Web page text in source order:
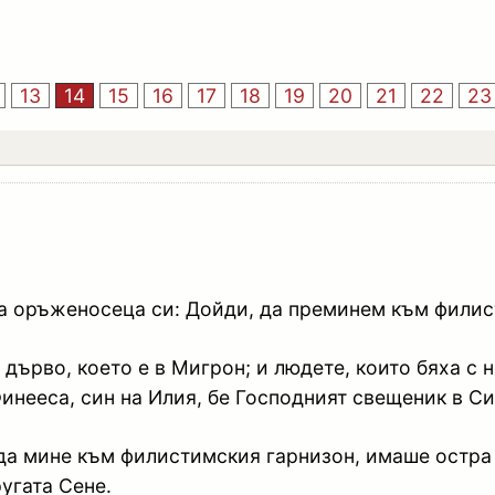
13 14 15 16 17 18 19 20 21 22 23
оръженосеца си: Дойди, да преминем към
което е в Мигрон; и людете, които бяха с
син на Илия, бе Господният свещеник в
към филистимския гарнизон, имаше остра
Сене.